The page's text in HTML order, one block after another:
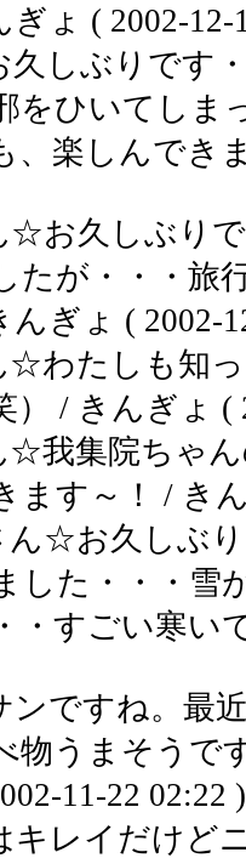
ぎょ ( 2002-12-
しぶりです
をひいてしま
、楽しんでき
☆お久しぶり
たが・・・旅
ぎょ ( 2002-
☆わたしも知
） / きんぎょ (
☆我集院ちゃ
ます～！ / き
ん☆お久しぶ
した・・・雪
・すごい寒い
ンですね。最
物うまそうで
11-22 02:22 )
キレイだけど